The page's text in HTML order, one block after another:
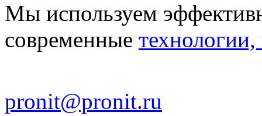
Мы используем
современные
pronit@pronit.ru